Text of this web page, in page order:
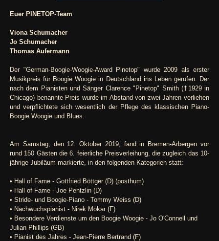
Euer PINETOP-Team
Viona Schumacher
Jo Schumacher
Thomas Aufermann
Der "German-Boogie-Woogie-Award Pinetop" wurde 2009 als erster
Musikpreis für Boogie Woogie in Deutschland ins Leben gerufen. Der
nach dem Pianisten und Sänger Clarence "Pinetop" Smith (†1929 in
Chicago) benannte Preis wurde im Abstand von zwei Jahren verliehen
und verpflichtete sich wesentlich der Pflege des klassischen Piano-
Boogie Woogie und Blues.
Am Samstag, den 12. Oktober 2019, fand in Bremen-Arbergen vor
rund 150 Gästen die 6. feierliche Preisverleihung, die zugleich das 10-
jährige Jubiläum markierte, in den folgenden Kategorien statt:
• Hall of Fame - Gottfried Böttger (D) (posthum)
• Hall of Fame - Joe Pentzlin (D)
• Stride- und Boogie-Piano - Tommy Weiss (D)
• Nachwuchspianist - Nirek Mokar (F)
• Besondere Verdienste um den Boogie Woogie - Jo O'Connell und
Julian Phillips (GB)
• Pianist des Jahres - Jean-Pierre Bertrand (F)